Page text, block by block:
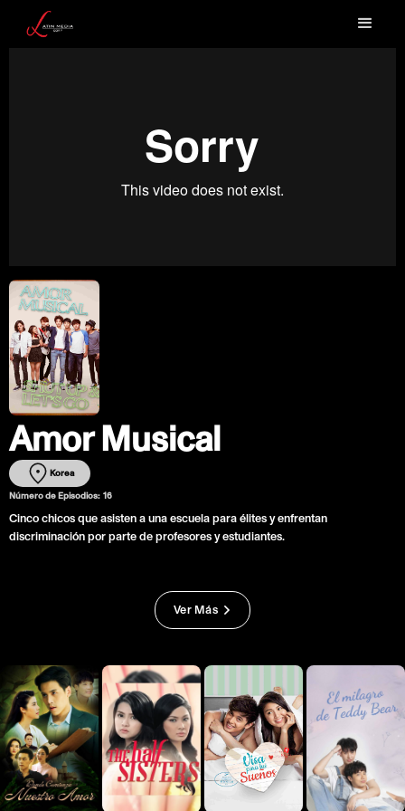
Amor Musical
Korea
Número de Episodios: 16
Cinco chicos que asisten a una escuela para élites y enfrentan
discriminación por parte de profesores y estudiantes.
Ver Más